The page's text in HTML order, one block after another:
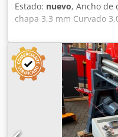
Estado: nuevo, Ancho de
chapa 3,3 mm Curvado
Diámetro mínimo 130
Peso de la máquina
x 800 x 1130 mm
Curvadora de 3 rodillos
motorizado - Rodillo
curvado cónico - Motor
especial: - Ajuste
digital para el rodillo
inducción